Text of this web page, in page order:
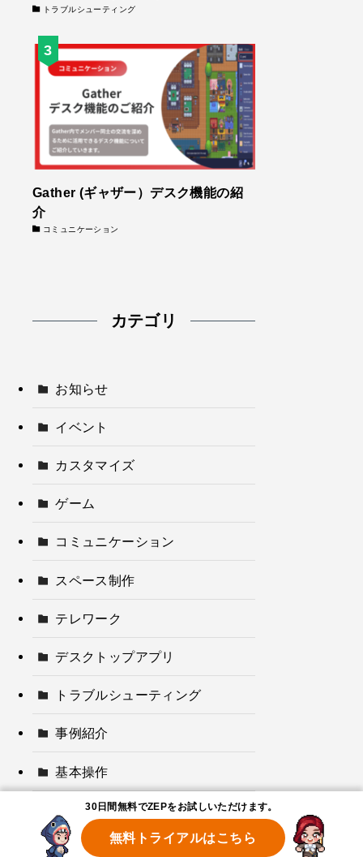
30日間無料でZEPをお試しいただけます。
無料トライアルはこちら
トラブルシューティング
Gather (ギャザー）デスク機能の紹
介
コミュニケーション
カテゴリ
お知らせ
イベント
カスタマイズ
ゲーム
コミュニケーション
スペース制作
テレワーク
デスクトップアプリ
トラブルシューティング
事例紹介
基本操作